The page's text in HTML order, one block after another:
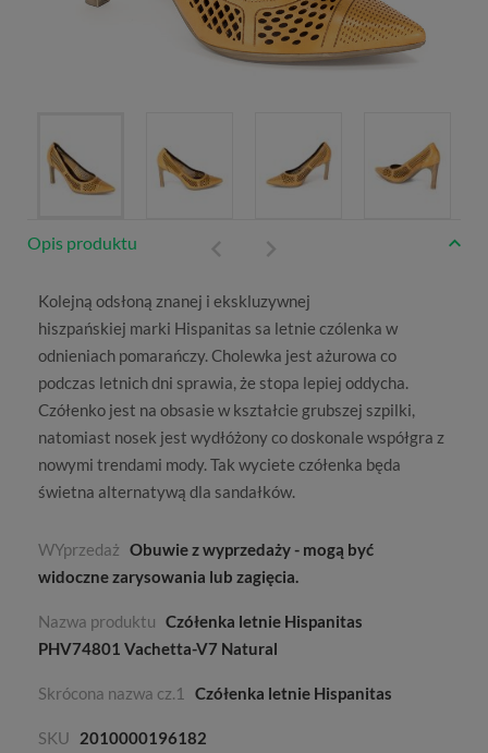
Opis produktu
Kolejną odsłoną znanej i ekskluzywnej
hiszpańskiej marki Hispanitas sa letnie czólenka w
odnieniach pomarańczy. Cholewka jest ażurowa co
podczas letnich dni sprawia, że stopa lepiej oddycha.
Czółenko jest na obsasie w kształcie grubszej szpilki,
natomiast nosek jest wydłóżony co doskonale współgra z
nowymi trendami mody. Tak wyciete czółenka będa
świetna alternatywą dla sandałków.
WYprzedaż Obuwie z wyprzedaży - mogą być
widoczne zarysowania lub zagięcia.
Nazwa produktu Czółenka letnie Hispanitas
PHV74801 Vachetta-V7 Natural
Skrócona nazwa cz.1 Czółenka letnie Hispanitas
SKU 2010000196182